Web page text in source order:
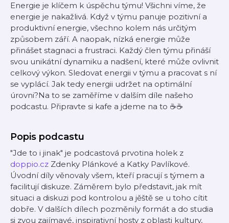
Energie je klíčem k úspěchu týmu! Všichni víme, že
energie je nakažlivá. Když v týmu panuje pozitivní a
produktivní energie, všechno kolem nás určitým
způsobem září. A naopak, nízká energie může
přinášet stagnaci a frustraci. Každý člen týmu přináší
svou unikátní dynamiku a nadšení, které může ovlivnit
celkový výkon. Sledovat energii v týmu a pracovat s ní
se vyplácí. Jak tedy energii udržet na optimální
úrovni?Na to se zaměříme v dalším díle našeho
podcastu. Připravte si kafe a jdeme na to ☕️☕️
Popis podcastu
"Jde to i jinak" je podcastová prvotina holek z
doppio.cz Zdenky Plánkové a Katky Pavlíkové.
Úvodní díly věnovaly všem, kteří pracují s týmem a
facilitují diskuze. Záměrem bylo představit, jak mít
situaci a diskuzi pod kontrolou a jěště se u toho cítit
dobře. V dalších dílech pozměnily formát a do studia
si zvou zajímavé, inspirativní hosty z oblasti kultury,